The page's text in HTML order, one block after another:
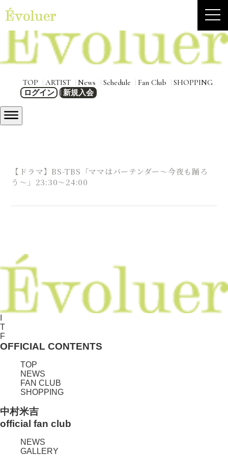
TOP ARTIST News Schedule Fan Club SHOPPING
ログイン 新規入会
【ドラマ】BS-TBS「ママはバーテンダー〜今夜も踊ろ
う〜」23:30～24:00
T
F
OFFICIAL CONTENTS
TOP
NEWS
FAN CLUB
SHOPPING
中村米吉
official fan club
NEWS
GALLERY